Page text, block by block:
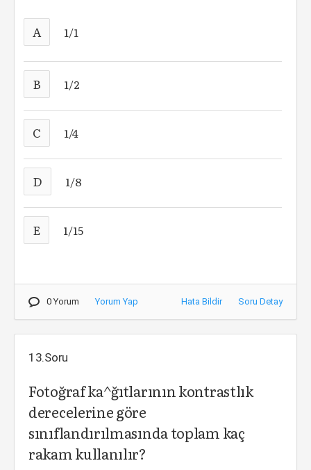
A 1/1
B 1/2
C 1/4
D 1/8
E 1/15
0 Yorum Yorum Yap Hata Bildir Soru Detay
13.Soru
Fotoğraf ka^ğıtlarının kontrastlık
derecelerine göre
sınıflandırılmasında toplam kaç
rakam kullanılır?